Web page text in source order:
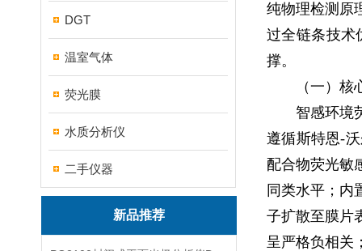
DGT
温室气体
荧光膜
水质分析仪
二手仪器
新品推荐
纯物理检测原
过全链条技术
撑。
（一）
智感环境
遵循斯特恩-
配合物荧光敏
同类水平；内
子扩散至膜片
呈严格负相关